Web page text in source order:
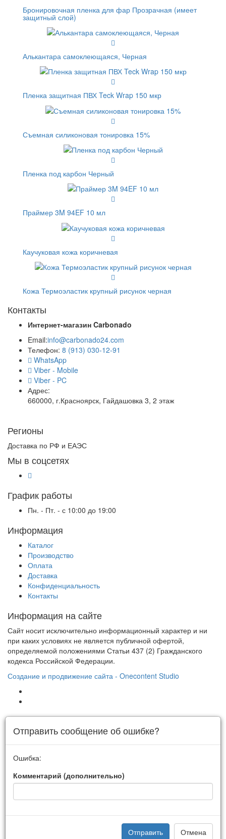
Бронировочная пленка для фар Прозрачная (имеет
защитный слой)
Алькантара самоклеющаяся, Черная
Пленка защитная ПВХ Teck Wrap 150 мкр
Съемная силиконовая тонировка 15%
Пленка под карбон Черный
Праймер 3M 94EF 10 мл
Каучуковая кожа коричневая
Кожа Термоэластик крупный рисунок черная
Контакты
Интернет-магазин Carbonado
Email:info@carbonado24.com
Телефон: 8 (913) 030-12-91
WhatsApp
Viber - Mobile
Viber - PC
Адрес:
660000, г.Красноярск, Гайдашовка 3, 2 этаж
Регионы
Доставка по РФ и ЕАЭС
Мы в соцсетях
График работы
Пн. - Пт. - с 10:00 до 19:00
Информация
Каталог
Производство
Оплата
Доставка
Конфиденциальность
Контакты
Информация на сайте
Сайт носит исключительно информационный характер и ни
при каких условиях не является публичной офертой,
определяемой положениями Статьи 437 (2) Гражданского
кодекса Российской Федерации.
Создание и продвижение сайта - Onecontent Studio
Отправить сообщение об ошибке?
Ошибка:
Комментарий (дополнительно)
Отправить Отмена